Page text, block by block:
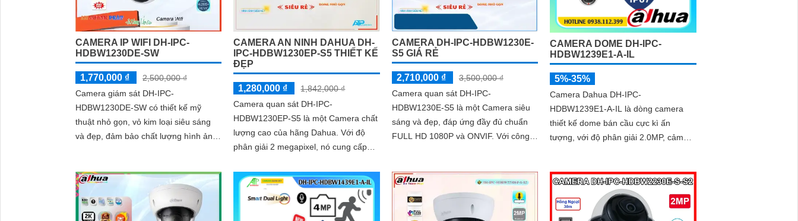
CAMERA IP WIFI DH-IPC-
HDBW1230DE-SW
1,770,000 ₫
2,500,000 ₫
Camera giám sát DH-IPC-
HDBW1230DE-SW có thiết kế mỹ
thuật nhỏ gọn, vỏ kim loại siêu sáng
và đẹp, đảm bảo chất lượng hình ảnh
CAMERA AN NINH DAHUA DH-
IPC-HDBW1230EP-S5 THIẾT KẾ
ĐẸP
1,280,000 ₫
1,842,000 ₫
Camera quan sát DH-IPC-
HDBW1230EP-S5 là một Camera chất
lượng cao của hãng Dahua. Với độ
phân giải 2 megapixel, nó cung cấp
được trang bị công...
CAMERA DH-IPC-HDBW1230E-
S5 GIÁ RẺ
2,710,000 ₫
3,500,000 ₫
Camera quan sát DH-IPC-
HDBW1230E-S5 là một Camera siêu
sáng và đẹp, đáp ứng đầy đủ chuẩn
FULL HD 1080P và ONVIF. Với công
và giám sát hiệu quả
CAMERA DOME DH-IPC-
HDBW1239E1-A-IL
5%-35%
Camera Dahua DH-IPC-
HDBW1239E1-A-IL là dòng camera
thiết kế dome bán cầu cực kì ấn
tượng, với độ phân giải 2.0MP, cảm
theo đấy là chuẩn chống nước IP 67,
biên độ hoạt động lớn có thể lắp tại
môi trường lạnh giá